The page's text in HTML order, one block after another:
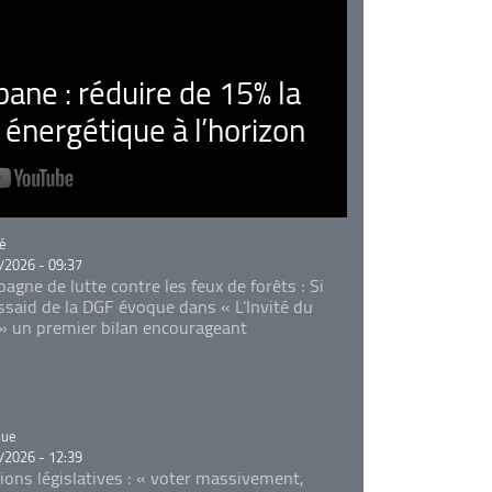
: réduire de 15% la
à l’horizon
- 09:37
de lutte contre les feux de forêts : Si
de la DGF évoque dans « L'Invité du
un premier bilan encourageant
- 12:39
législatives : « voter massivement,